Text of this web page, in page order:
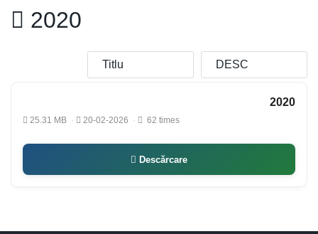
2020
2020
25.31 MB 20-02-2026 62 times
Descărcare